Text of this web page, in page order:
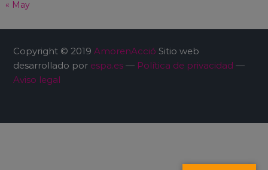
« May
Copyright © 2019 AmorenAcció Sitio web
desarrollado porespa.es— Política de privacidad —
Aviso legal